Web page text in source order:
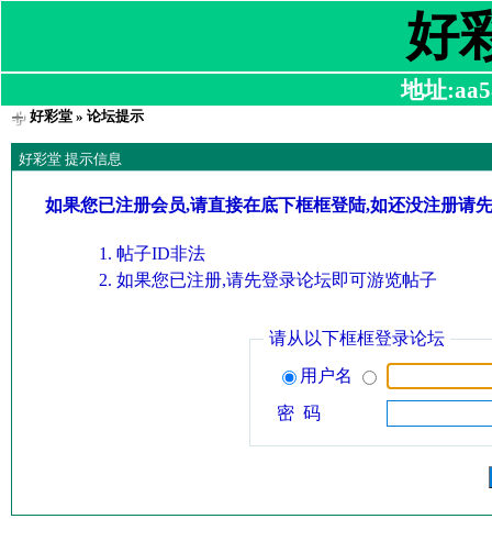
好
地址
好彩堂» 论坛提示
好彩堂 提示信息
如果您已注册会员,请直接在底下框框登陆,如还没注册请
帖子ID非法
如果您已注册,请先登录论坛即可游览帖子
请从以下框框登录论坛
用户名
密 码